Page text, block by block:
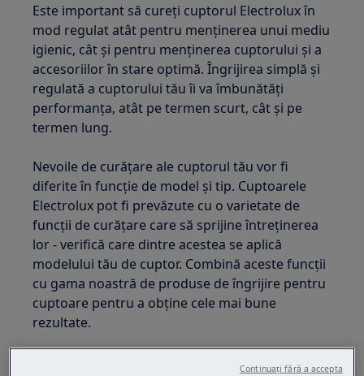
Este important să cureți cuptorul Electrolux în
mod regulat atât pentru menținerea unui mediu
igienic, cât și pentru menținerea cuptorului și a
accesoriilor în stare optimă. Îngrijirea simplă și
regulată a cuptorului tău îi va îmbunătăți
performanța, atât pe termen scurt, cât și pe
termen lung.
Nevoile de curățare ale cuptorul tău vor fi
diferite în funcție de model și tip. Cuptoarele
Electrolux pot fi prevăzute cu o varietate de
funcții de curățare care să sprijine întreținerea
lor - verifică care dintre acestea se aplică
modelului tău de cuptor. Combină aceste funcții
cu gama noastră de produse de îngrijire pentru
cuptoare pentru a obține cele mai bune
rezultate.
Păstrarea cuptorului tău curat
Continuați fără a accepta